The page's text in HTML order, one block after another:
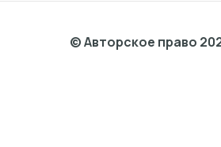
© Авторское право